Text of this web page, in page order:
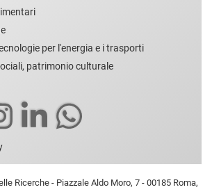
per l'energia e i trasporti
patrimonio culturale
Ricerche - Piazzale Aldo Moro, 7 - 00185 Roma,